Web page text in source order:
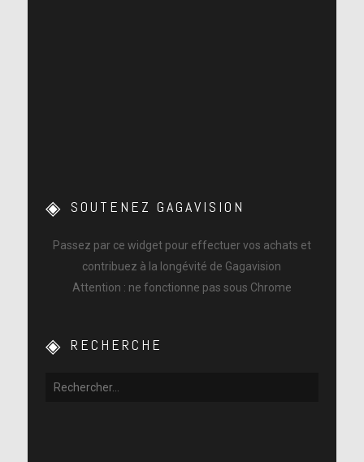
SOUTENEZ GAGAVISION
Passez par ce widget pour effectuer vos achats et
contribuez à la longévité de Gagavision
Attention : ne fonctionne pas sous Chrome
RECHERCHE